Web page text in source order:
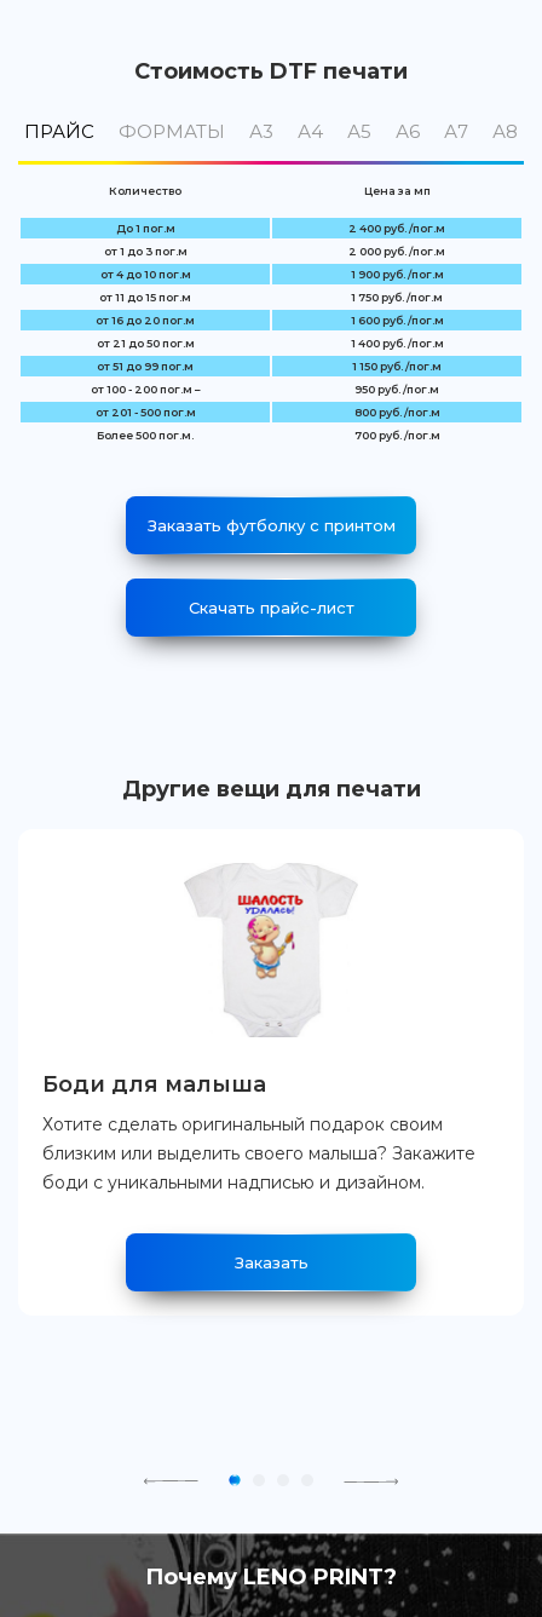
Стоимость DTF печати
ПРАЙС ФОРМАТЫ А3 А4 А5 А6 А7 А8
Количество Цена за мп
До 1 пог.м
2 400 руб. /пог.м
от 1 до 3 пог.м
2 000 руб. /пог.м
от 4 до 10 пог.м
1 900 руб. /пог.м
от 11 до 15 пог.м
1 750 руб. /пог.м
от 16 до 20 пог.м
1 600 руб. /пог.м
от 21 до 50 пог.м
1 400 руб. /пог.м
от 51 до 99 пог.м
1 150 руб. /пог.м
от 100 - 200 пог.м –
950 руб. /пог.м
от 201 - 500 пог.м
800 руб. /пог.м
Более 500 пог.м.
700 руб. /пог.м
Заказать футболку с принтом
Скачать прайс-лист
Другие вещи для печати
Боди для малыша
Хотите сделать оригинальный подарок своим
близким или выделить своего малыша? Закажите
боди с уникальными надписью и дизайном.
Заказать
Почему LENO PRINT?